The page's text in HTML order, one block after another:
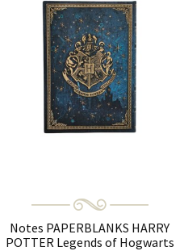
Notes PAPERBLANKS HARRY
POTTER Legends of Hogwarts